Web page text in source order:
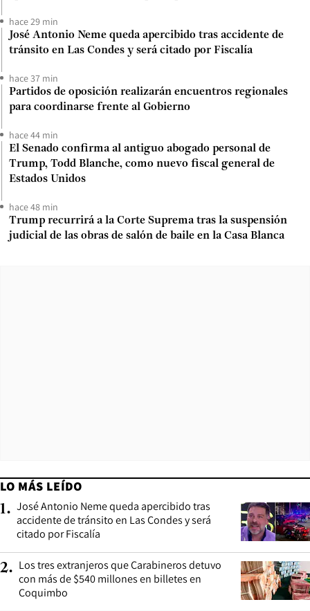
hace 29 min
José Antonio Neme queda apercibido tras accidente de
tránsito en Las Condes y será citado por Fiscalía
hace 37 min
Partidos de oposición realizarán encuentros regionales
para coordinarse frente al Gobierno
hace 44 min
El Senado confirma al antiguo abogado personal de
Trump, Todd Blanche, como nuevo fiscal general de
Estados Unidos
hace 48 min
Trump recurrirá a la Corte Suprema tras la suspensión
judicial de las obras de salón de baile en la Casa Blanca
LO MÁS LEÍDO
1. José Antonio Neme queda apercibido tras
accidente de tránsito en Las Condes y será
citado por Fiscalía
2. Los tres extranjeros que Carabineros detuvo
con más de $540 millones en billetes en
Coquimbo